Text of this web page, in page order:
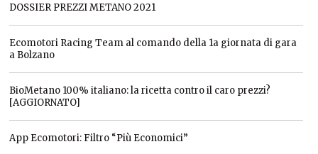
DOSSIER PREZZI METANO 2021
Ecomotori Racing Team al comando della 1a giornata di gara
a Bolzano
BioMetano 100% italiano: la ricetta contro il caro prezzi?
[AGGIORNATO]
App Ecomotori: Filtro “Più Economici”